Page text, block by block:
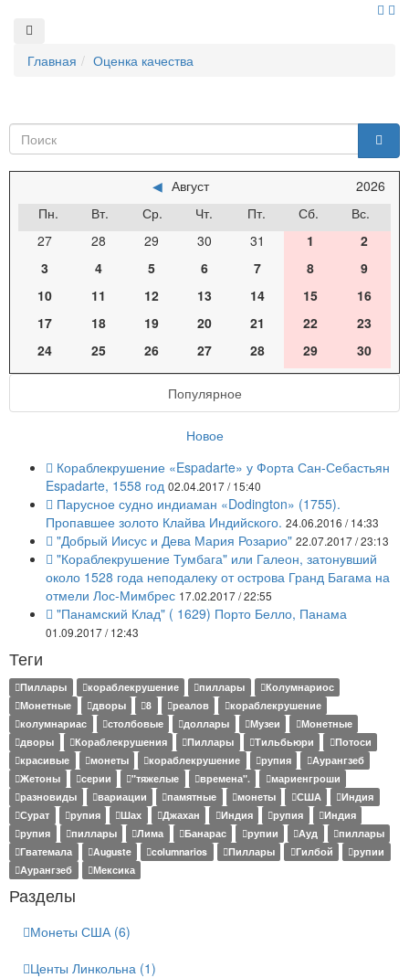
Главная Оценка качества
◀ Август
2026
Пн.
Вт. Ср. Чт. Пт. Сб.
Вс.
27
28 29 30 31 1
2
3
4 5 6 7 8
9
10
11 12 13 14 15
16
17
18 19 20 21 22
23
24
25 26 27 28 29 30
Популярное
Новое
Кораблекрушение «Espadarte» у Форта Сан-Себастьян
Espadarte, 1558 год 02.04.2017 / 15:40
Парусное судно индиаман «Dodington» (1755).
Пропавшее золото Клайва Индийского. 24.06.2016 / 14:33
"Добрый Иисус и Дева Мария Розарио" 22.07.2017 / 23:13
"Кораблекрушение Тумбага" или Галеон, затонувший
около 1528 года неподалеку от острова Гранд Багама на
отмели Лос-Мимбрес 17.02.2017 / 22:55
"Панамский Клад" ( 1629) Порто Белло, Панама
01.09.2017 / 12:43
Теги
Пиллары кораблекрушение пиллары
Колумнариос
Монетные
дворы 8 реалов
кораблекрушение
колумнариас
столбовые доллары Музеи
Монетные
дворы
Кораблекрушения Пиллары Тильбьюри
Потоси
красивые
монеты кораблекрушение рупия
Аурангзеб
Жетоны
серии "тяжелые времена".
мариенгроши
разновиды
вариации памятные монеты США
Индия
Сурат
рупия Шах Джахан Индия рупия
Индия
рупия
пиллары Лима Банарас рупии Ауд
пиллары
Гватемала
Auguste columnarios Пиллары Гилбой
рупии
Аурангзеб
Мексика
Разделы
Монеты США (6)
Центы Линкольна (1)